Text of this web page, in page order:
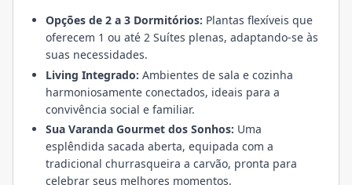
Opções de 2 a 3 Dormitórios: Plantas flexíveis que
oferecem 1 ou até 2 Suítes plenas, adaptando-se às
suas necessidades.
Living Integrado: Ambientes de sala e cozinha
harmoniosamente conectados, ideais para a
convivência social e familiar.
Sua Varanda Gourmet dos Sonhos: Uma
esplêndida sacada aberta, equipada com a
tradicional churrasqueira a carvão, pronta para
celebrar seus melhores momentos.